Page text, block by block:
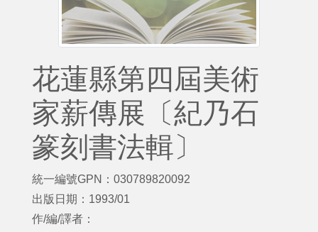
花蓮縣第四屆美術
家薪傳展〔紀乃石
篆刻書法輯〕
統一編號GPN：030789820092
出版日期：1993/01
作/編/譯者：